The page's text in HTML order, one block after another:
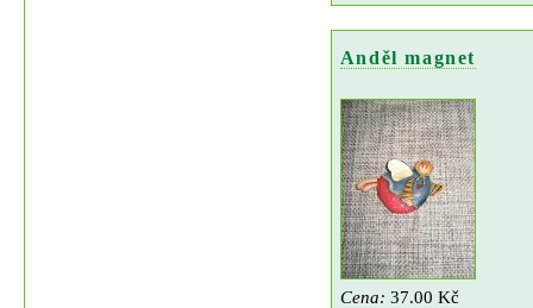
Anděl magnet
Cena: 37.00 Kč